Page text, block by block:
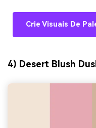
Crie Visuais De
4) Desert Blush